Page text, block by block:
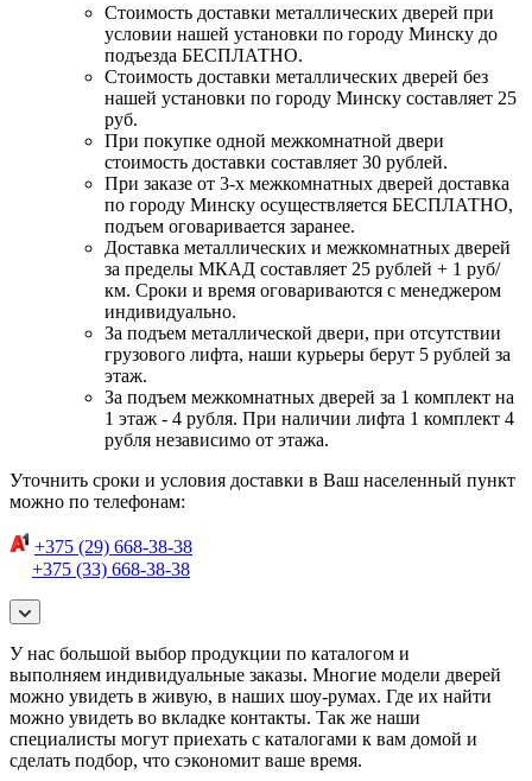
Стоимость доставки металлических дверей при
условии нашей установки по городу Минску до
подъезда БЕСПЛАТНО.
Стоимость доставки металлических дверей без
нашей установки по городу Минску составляет 25
руб.
При покупке одной межкомнатной двери
стоимость доставки составляет 30 рублей.
При заказе от 3-х межкомнатных дверей доставка
по городу Минску осуществляется БЕСПЛАТНО,
подъем оговаривается заранее.
Доставка металлических и межкомнатных дверей
за пределы МКАД составляет 25 рублей + 1 руб/
км. Сроки и время оговариваются с менеджером
индивидуально.
За подъем металлической двери, при отсутствии
грузового лифта, наши курьеры берут 5 рублей за
этаж.
За подъем межкомнатных дверей за 1 комплект на
1 этаж - 4 рубля. При наличии лифта 1 комплект 4
рубля независимо от этажа.
Уточнить сроки и условия доставки в Ваш населенный пункт
можно по телефонам:
+375 (29) 668-38-38
+375 (33) 668-38-38
У нас большой выбор продукции по каталогом и
выполняем индивидуальные заказы. Многие модели дверей
можно увидеть в живую, в наших шоу-румах. Где их найти
можно увидеть во вкладке контакты. Так же наши
специалисты могут приехать с каталогами к вам домой и
сделать подбор, что сэкономит ваше время.